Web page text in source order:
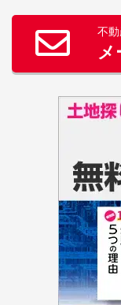
不
メ